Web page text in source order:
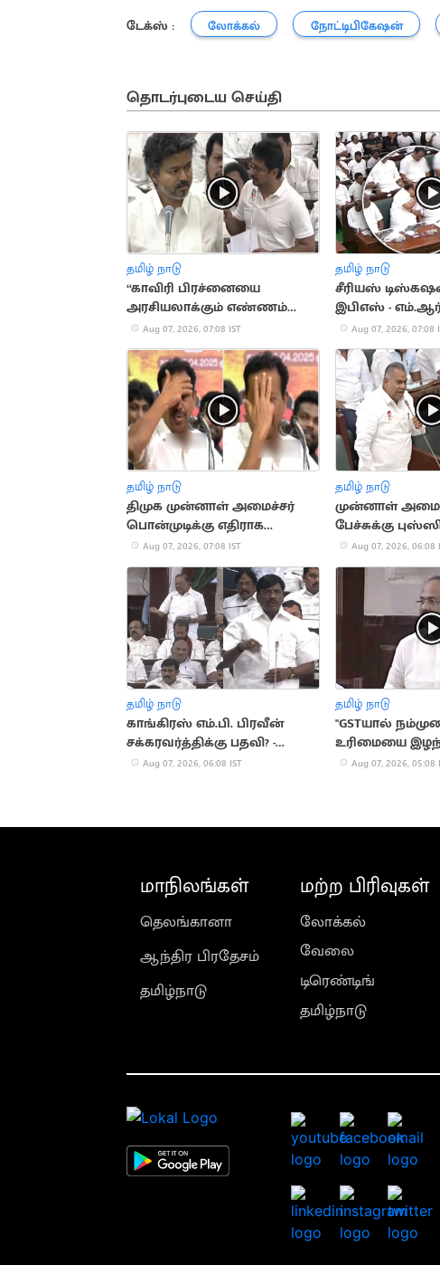
டேக்ஸ் : லோக்கல் நோட்டிபிகேஷன்
தொடர்புடைய செய்தி
தமிழ் நாடு
“காவிரி பிரச்னையை
அரசியலாக்கும் எண்ணம்
இல்லை”.. விஜய்
Aug 07, 2026, 07:08 IST
தமிழ் நாடு
சீரியஸ்
இபிஎஸ் -
செல்வம்
Aug 07, 2026, 07:08
தமிழ் நாடு
திமுக முன்னாள் அமைச்சர்
பொன்முடிக்கு எதிராக
பிறப்பிக்கப்பட்ட பிடிவாரண்ட்
வாபஸ்
Aug 07, 2026, 07:08 IST
தமிழ் நாடு
முன்னாள்
பேச்சுக்கு
பதிலடி
Aug 07, 2026, 06:08
தமிழ் நாடு
காங்கிரஸ் எம்.பி. பிரவீன்
சக்கரவர்த்திக்கு பதவி? -
ரகுபதி கேள்வி
Aug 07, 2026, 06:08 IST
தமிழ் நாடு
"GSTயால்
உரிமையை
தங்கம்
Aug 07, 2026, 05:08
மாநிலங்கள்
தெலங்கானா
ஆந்திர பிரதேசம்
தமிழ்நாடு
மற்ற பிரிவுகள்
லோக்கல்
வேலை
டிரெண்டிங்
தமிழ்நாடு